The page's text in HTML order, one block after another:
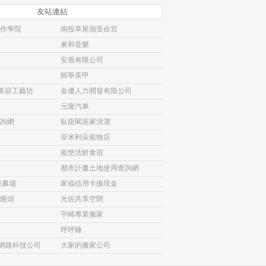
友站連結
學院
南投草尾嶺受命宮
東和音樂
安盾有限公司
歸寧美甲
容工藝坊
金優人力開發有限公司
元隆汽車
網
臥龍閣居家清潔
菲米利朵寵物店
寵悠活鮮食宿
都市計畫土地使用查詢網
農場
家福信用卡換現金
頭
光佐共享空間
宇崎專業搬家
呼呼睡
路科技公司
大家的搬家公司